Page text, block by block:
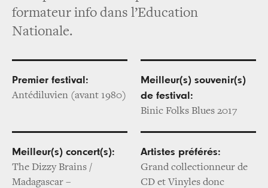
formateur info dans l’Education
Nationale.
Premier festival:
Antédiluvien (avant 1980)
Meilleur(s) souvenir(s)
de festival:
Binic Folks Blues 2017
Meilleur(s) concert(s):
The Dizzy Brains /
Madagascar –
Artistes préférés:
Grand collectionneur de
CD et Vinyles donc